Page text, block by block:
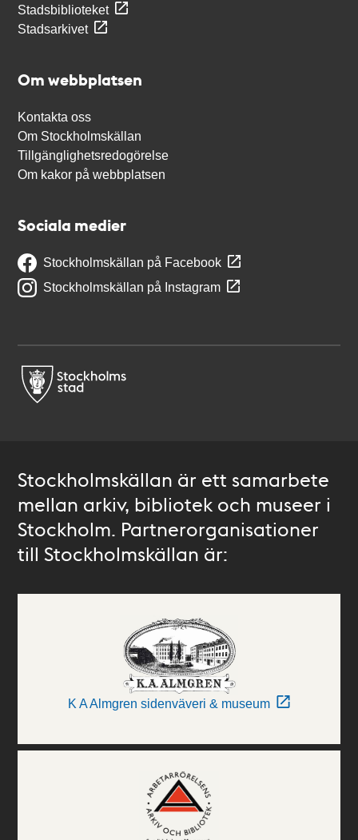
Stadsbiblioteket
Stadsarkivet
Om webbplatsen
Kontakta oss
Om Stockholmskällan
Tillgänglighetsredogörelse
Om kakor på webbplatsen
Sociala medier
Stockholmskällan på Facebook
Stockholmskällan på Instagram
Stockholmskällan är ett samarbete
mellan arkiv, bibliotek och museer i
Stockholm. Partnerorganisationer
till Stockholmskällan är:
K A Almgren sidenväveri & museum